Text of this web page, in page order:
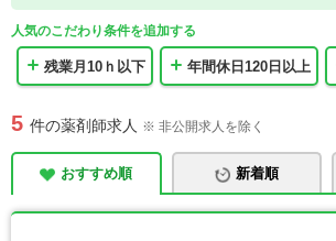
人気のこだわり条件を追加する
残業月10ｈ以下 年間休日120日以上
5 件の薬剤師求人 ※ 非公開求人を除く
おすすめ順 新着順